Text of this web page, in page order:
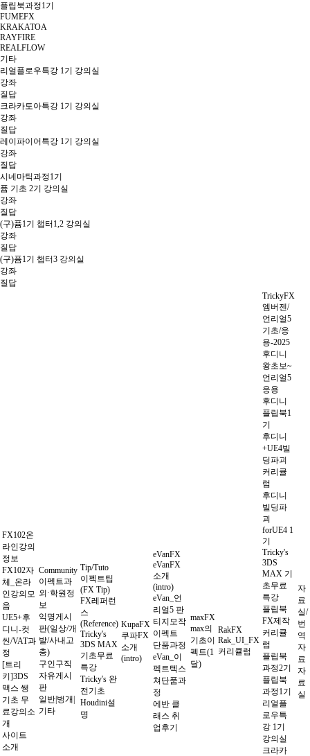
플립북과정1기
FUMEFX
KRAKATOA
RAYFIRE
REALFLOW
기타
리얼플로우특강 1기 강의실
강좌
질답
크라카토아특강 1기 강의실
강좌
질답
레이파이어특강 1기 강의실
강좌
질답
시네마틱과정1기
퓸 기초 2기 강의실
강좌
질답
(구)퓸1기 챕터1,2 강의실
강좌
질답
(구)퓸1기 챕터3 강의실
강좌
질답
FX102온
라인강의
정보
FX102자
체_온라
인강의모
음
UE5+후
디니-컷
씬/VAT과
정
[트리
키]3DS
맥스 쌩
기초 무
료강의소
개
사이트
소개
Community
이펙트과
외·학원정
보
익명게시
판(일상/개
발/사내고
충)
구인구직
자유게시
판
일반|벙개|
기타
Tip/Tuto
이펙트팁
(FX Tip)
FX레퍼런
스
(Reference)
Tricky's
3DS MAX
기초무료
특강
Tricky's 완
전기초
Houdini설
명
KupaFX
쿠파FX
소개
(intro)
eVanFX
eVanFX
소개
(intro)
eVan_언
리얼5 판
티지모작
이펙트
단품과정
eVan_이
펙트텍스
쳐단품과
정
에반 클
래스 취
업후기
maxFX
max의
기초이
펙트(1
달)
RakFX
Rak_UI_FX
커리큘럼
TrickyFX
엠버젠/
언리얼5
기초/응
용-2025
후디니
왕초보~
언리얼5
응용
후디니
플립북1
기
후디니
+UE4빌
딩파괴
커리큘
럼
후디니
빌딩파
괴
forUE4 1
기
Tricky's
3DS
MAX 기
초무료
특강
플립북
FX제작
커리큘
럼
플립북
과정2기
플립북
과정1기
리얼플
로우특
강 1기
강의실
크라카
자
료
실/
번
역
자
료
자
료
실